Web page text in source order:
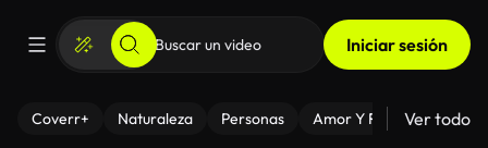
Iniciar sesión
Coverr+ Naturaleza Personas Amor Y Relaciones
Ver todo